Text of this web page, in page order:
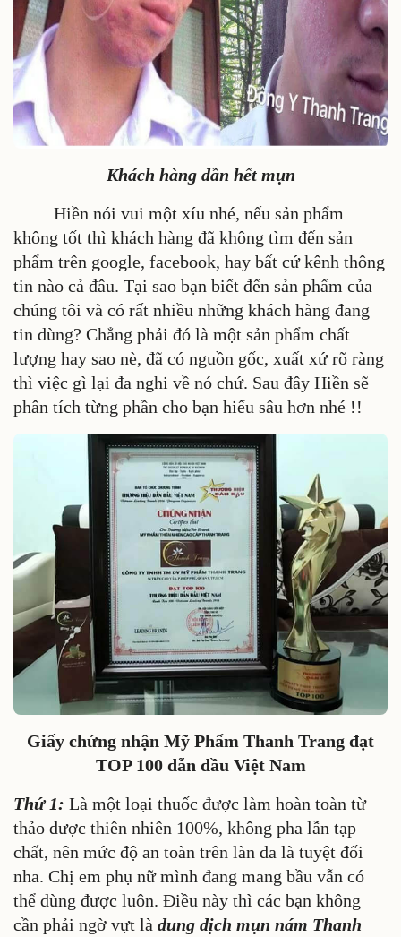
Khách hàng dần hết mụn
Hiền nói vui một xíu nhé, nếu sản phẩm
không tốt thì khách hàng đã không tìm đến sản
phẩm trên google, facebook, hay bất cứ kênh thông
tin nào cả đâu. Tại sao bạn biết đến sản phẩm của
chúng tôi và có rất nhiều những khách hàng đang
tin dùng? Chẳng phải đó là một sản phẩm chất
lượng hay sao nè, đã có nguồn gốc, xuất xứ rõ ràng
thì việc gì lại đa nghi về nó chứ. Sau đây Hiền sẽ
phân tích từng phần cho bạn hiểu sâu hơn nhé !!
Giấy chứng nhận Mỹ Phẩm Thanh Trang đạt
TOP 100 dẫn đầu Việt Nam
Thứ 1: Là một loại thuốc được làm hoàn toàn từ
thảo dược thiên nhiên 100%, không pha lẫn tạp
chất, nên mức độ an toàn trên làn da là tuyệt đối
nha. Chị em phụ nữ mình đang mang bầu vẫn có
thể dùng được luôn. Điều này thì các bạn không
cần phải ngờ vựt là dung dịch mụn nám Thanh